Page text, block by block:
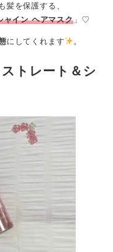
髪を保護する、
ャイン ヘアマスク」♡
にしてくれます 。
トレート＆シ